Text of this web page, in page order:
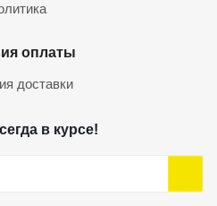
оплаты
доставки
в курсе!